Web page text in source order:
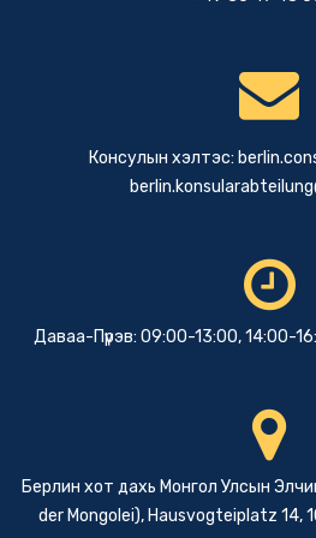
Консулын хэлтэс:
Даваа-Пүрэв: 09:00-13:00, 14:00-
Берлин хот дахь Монгол Улсын
der Mongolei), Hausvogteiplatz 14,